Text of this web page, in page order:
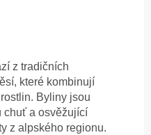
z tradičních
které kombinují
Byliny jsou
chuť a osvěžující
z alpského regionu.